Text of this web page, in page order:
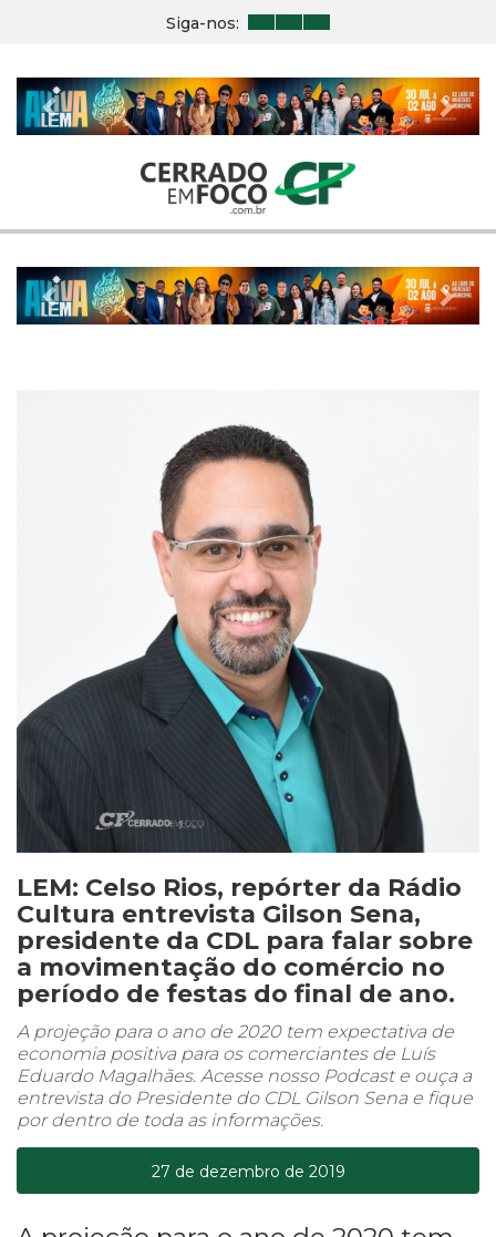
Siga-nos:
Previous Next
Previous Next
LEM: Celso Rios, repórter da Rádio
Cultura entrevista Gilson Sena,
presidente da CDL para falar sobre
a movimentação do comércio no
período de festas do final de ano.
A projeção para o ano de 2020 tem expectativa de
economia positiva para os comerciantes de Luís
Eduardo Magalhães. Acesse nosso Podcast e ouça a
entrevista do Presidente do CDL Gilson Sena e fique
por dentro de toda as informações.
27 de dezembro de 2019